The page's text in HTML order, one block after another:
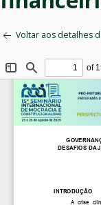
Voltar aos detalhes